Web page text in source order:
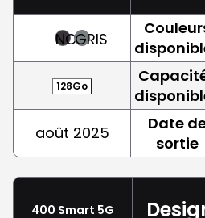
NOIRGRIS
128Go
août 2025
Date
sortie
400 Smart 5G